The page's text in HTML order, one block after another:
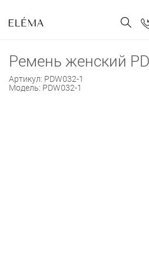
Ремень женский
Артикул: PDW032-1
Модель: PDW032-1